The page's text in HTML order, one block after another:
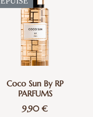
Coco Sun By RP
PARFUMS
9,90€